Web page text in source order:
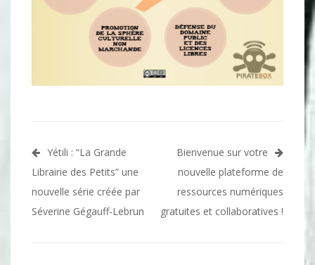
Navigation
de
l’article
Yétili : “La Grande
Librairie des Petits” une
nouvelle série créée par
Séverine Gégauff-Lebrun
Bienvenue sur votre
nouvelle plateforme de
ressources numériques
gratuites et collaboratives !